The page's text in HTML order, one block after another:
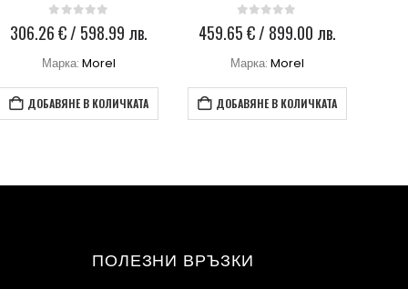
0 out of 5
306.26€/ 598.99 лв.
Марка: Morel
ДОБАВЯНЕ В КОЛИЧКАТА
0 out of 5
459.65€/ 899.00 лв.
Марка: Morel
ДОБАВЯНЕ В КОЛИЧКАТА
ПОЛЕЗНИ ВРЪЗКИ